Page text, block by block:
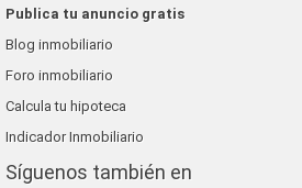
Publica tu anuncio gratis
Blog inmobiliario
Foro inmobiliario
Calcula tu hipoteca
Indicador Inmobiliario
Síguenos también en